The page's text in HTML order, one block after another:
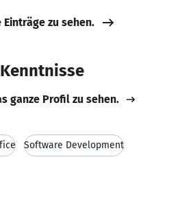
zu sehen.
ganze Profil zu sehen.
Software Development